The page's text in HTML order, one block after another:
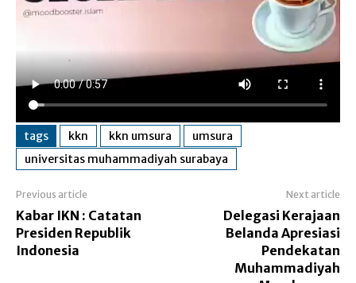
tags kkn kkn umsura
umsura
universitas muhammadiyah surabaya
Previous article
Kabar IKN : Catatan
Presiden Republik
Indonesia
Next article
Delegasi Kerajaan
Belanda Apresiasi
Pendekatan
Muhammadiyah